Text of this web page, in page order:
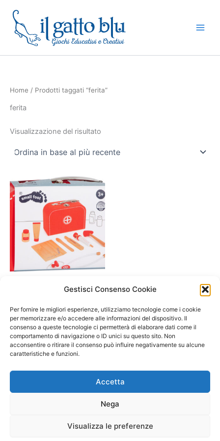
Gestisci Consenso Cookie
Per fornire le migliori esperienze, utilizziamo tecnologie come i cookie
per memorizzare e/o accedere alle informazioni del dispositivo. Il
consenso a queste tecnologie ci permetterà di elaborare dati come il
comportamento di navigazione o ID unici su questo sito. Non
acconsentire o ritirare il consenso può influire negativamente su alcune
caratteristiche e funzioni.
Accetta
Nega
Visualizza le preferenze
contenuto
Home / Prodotti taggati “ferita”
ferita
Visualizzazione del risultato
NEW: Valigetta del dottore
con accessori in legno –
small foot
26,90€
Aggiungi al carrello
Copyright © 2026 Il Gatto Blu Giochi educativi Montessori e